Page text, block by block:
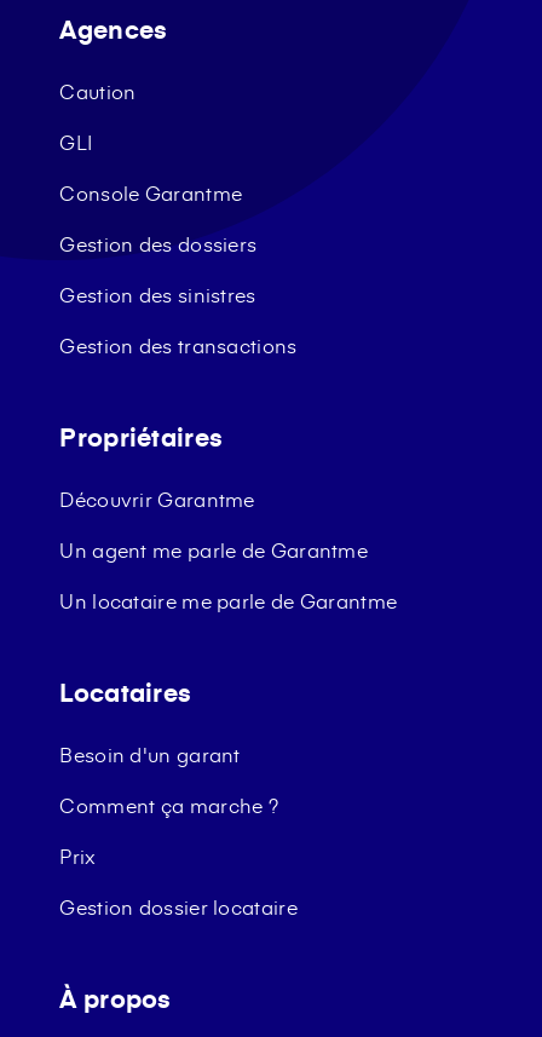
Agences
Caution
GLI
Console Garantme
Gestion des dossiers
Gestion des sinistres
Gestion des transactions
Propriétaires
Découvrir Garantme
Un agent me parle de Garantme
Un locataire me parle de Garantme
Locataires
Besoin d'un garant
Comment ça marche ?
Prix
Gestion dossier locataire
À propos